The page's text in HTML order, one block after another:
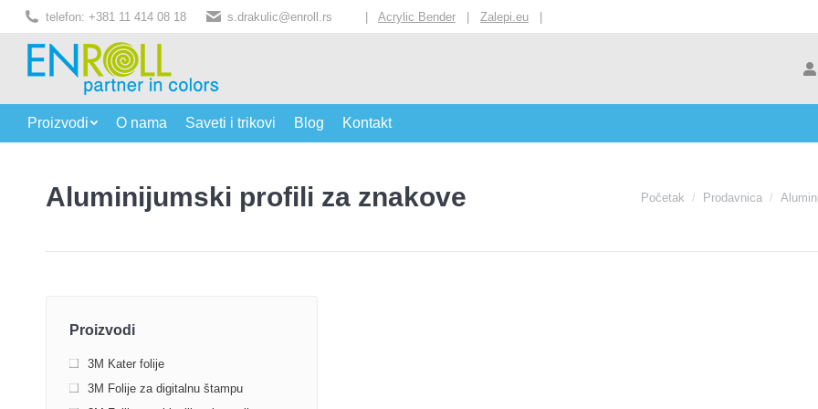
telefon: +381 11 414 08 18 s.drakulic@enroll.rs | Acrylic Bender | Zalepi.eu |
Proizvodi O nama Saveti i trikovi Blog Kontakt
Aluminijumski profili za znakove You are here:
Početak Prodavnica
Proizvodi
3M Kater folije
3M Folije za digitalnu štampu